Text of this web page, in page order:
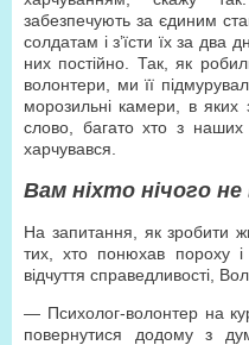
забезпечують за єдиним
солдатам і з’їсти їх за два
них постійно. Так, як
волонтери, ми її
морозильні камери, в
слово, багато хто з
харчувався.
Вам ніхто нічого не
На запитання, як зробити
тих, хто понюхав пороху
відчуття справедливості,
— Психолог-волонтер на
повернутися додому з